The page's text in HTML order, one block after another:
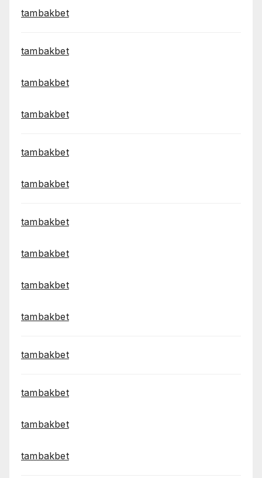
tambakbet
tambakbet
tambakbet
tambakbet
tambakbet
tambakbet
tambakbet
tambakbet
tambakbet
tambakbet
tambakbet
tambakbet
tambakbet
tambakbet